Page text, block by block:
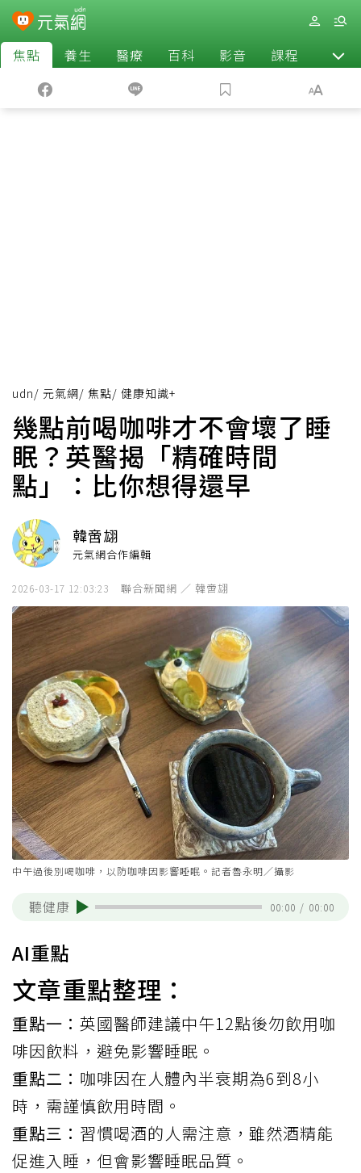
焦點 養生 醫療 百科 影音 課程 退休
udn/ 元氣網/ 焦點/ 健康知識+
幾點前喝咖啡才不會壞了睡
眠？英醫揭「精確時間
點」：比你想得還早
韓啻翃
元氣網合作編輯
2026-03-17 12:03:23 聯合新聞網 ／ 韓啻翃
中午過後別喝咖啡，以防咖啡因影響睡眠。記者魯永明／攝影
聽健康 00:00 / 00:00
AI重點
文章重點整理：
重點一： 英國醫師建議中午12點後勿飲用咖
啡因飲料，避免影響睡眠。
重點二： 咖啡因在人體內半衰期為6到8小
時，需謹慎飲用時間。
重點三： 習慣喝酒的人需注意，雖然酒精能
促進入睡，但會影響睡眠品質。